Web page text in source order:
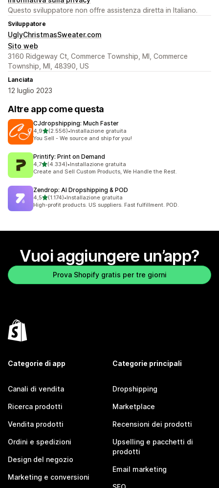
Questo sviluppatore non offre assistenza diretta in Italiano.
Sviluppatore
UglyChristmasSweater.com
Sito web
3160 Ridgeway Ct, Commerce Township, MI, Commerce
Township, MI, 48390, US
Lanciata
12 luglio 2023
Altre app come questa
CJdropshipping: Much Faster
4,9stelle su 5
(2.556)
2556 recensioni totali
•Installazione gratuita
You Sell - We source and ship for you!
Printify: Print on Demand
4,7stelle su 5
(4.334)
4334 recensioni totali
•Installazione gratuita
Create and Sell Custom Products, We Handle the Rest.
Zendrop: AI Dropshipping & POD
4,5stelle su 5
(1.174)
1174 recensioni totali
•Installazione gratuita
High-profit products. US suppliers. Fast fulfillment. POD.
Vuoi aggiungere un’app?
Prova Shopify gratis per tre giorni
Categorie di app
Canali di vendita
Ricerca prodotti
Vendita prodotti
Ordini e spedizioni
Design del negozio
Marketing e conversioni
Categorie principali
Dropshipping
Marketplace
Recensioni dei prodotti
Upselling e pacchetti di
prodotti
Email marketing